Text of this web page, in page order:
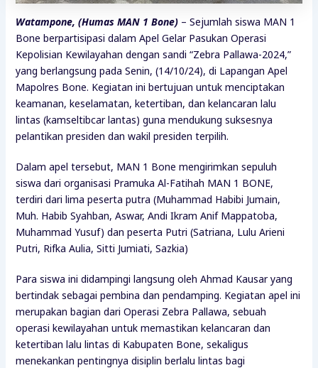
Watampone, (Humas MAN 1 Bone)– Sejumlah siswa MAN 1
Bone berpartisipasi dalam Apel Gelar Pasukan Operasi
Kepolisian Kewilayahan dengan sandi “Zebra Pallawa-2024,”
yang berlangsung pada Senin, (14/10/24), di Lapangan Apel
Mapolres Bone. Kegiatan ini bertujuan untuk menciptakan
keamanan, keselamatan, ketertiban, dan kelancaran lalu
lintas (kamseltibcar lantas) guna mendukung suksesnya
pelantikan presiden dan wakil presiden terpilih.
Dalam apel tersebut, MAN 1 Bone mengirimkan sepuluh
siswa dari organisasi Pramuka Al-Fatihah MAN 1 BONE,
terdiri dari lima peserta putra (Muhammad Habibi Jumain,
Muh. Habib Syahban, Aswar, Andi Ikram Anif Mappatoba,
Muhammad Yusuf) dan peserta Putri (Satriana, Lulu Arieni
Putri, Rifka Aulia, Sitti Jumiati, Sazkia)
Para siswa ini didampingi langsung oleh Ahmad Kausar yang
bertindak sebagai pembina dan pendamping. Kegiatan apel ini
merupakan bagian dari Operasi Zebra Pallawa, sebuah
operasi kewilayahan untuk memastikan kelancaran dan
ketertiban lalu lintas di Kabupaten Bone, sekaligus
menekankan pentingnya disiplin berlalu lintas bagi